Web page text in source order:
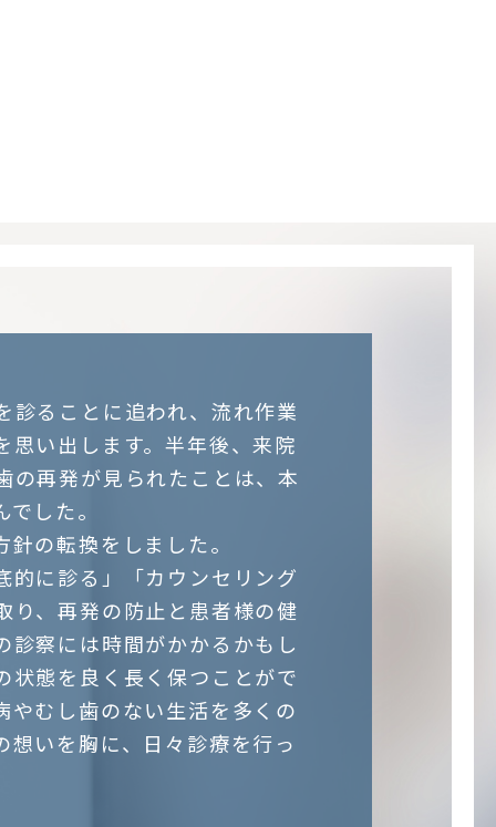
診ることに追われ、流れ作業
思い出します。半年後、来院
の再発が見られたことは、本
した。
の転換をしました。
的に診る」「カウンセリング
り、再発の防止と患者様の健
診察には時間がかかるかもし
状態を良く長く保つことがで
やむし歯のない生活を多くの
想いを胸に、日々診療を行っ